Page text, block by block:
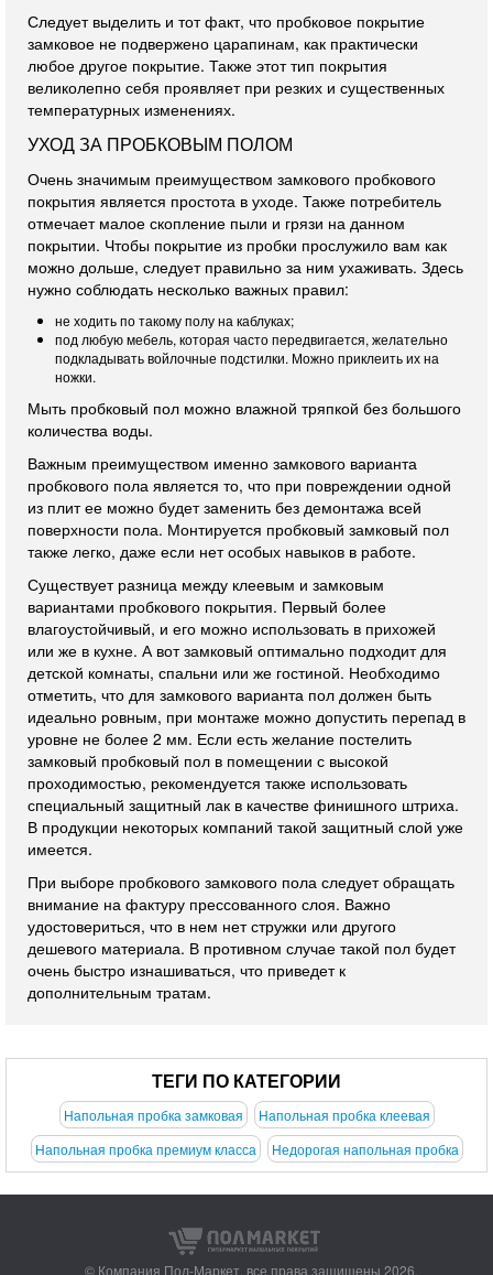
Следует выделить и тот факт, что пробковое покрытие
замковое не подвержено царапинам, как практически
любое другое покрытие. Также этот тип покрытия
великолепно себя проявляет при резких и существенных
температурных изменениях.
УХОД ЗА ПРОБКОВЫМ ПОЛОМ
Очень значимым преимуществом замкового пробкового
покрытия является простота в уходе. Также потребитель
отмечает малое скопление пыли и грязи на данном
покрытии. Чтобы покрытие из пробки прослужило вам как
можно дольше, следует правильно за ним ухаживать. Здесь
нужно соблюдать несколько важных правил:
не ходить по такому полу на каблуках;
под любую мебель, которая часто передвигается, желательно
подкладывать войлочные подстилки. Можно приклеить их на
ножки.
Мыть пробковый пол можно влажной тряпкой без большого
количества воды.
Важным преимуществом именно замкового варианта
пробкового пола является то, что при повреждении одной
из плит ее можно будет заменить без демонтажа всей
поверхности пола. Монтируется пробковый замковый пол
также легко, даже если нет особых навыков в работе.
Существует разница между клеевым и замковым
вариантами пробкового покрытия. Первый более
влагоустойчивый, и его можно использовать в прихожей
или же в кухне. А вот замковый оптимально подходит для
детской комнаты, спальни или же гостиной. Необходимо
отметить, что для замкового варианта пол должен быть
идеально ровным, при монтаже можно допустить перепад в
уровне не более 2 мм. Если есть желание постелить
замковый пробковый пол в помещении с высокой
проходимостью, рекомендуется также использовать
специальный защитный лак в качестве финишного штриха.
В продукции некоторых компаний такой защитный слой уже
имеется.
При выборе пробкового замкового пола следует обращать
внимание на фактуру прессованного слоя. Важно
удостовериться, что в нем нет стружки или другого
дешевого материала. В противном случае такой пол будет
очень быстро изнашиваться, что приведет к
дополнительным тратам.
ТЕГИ ПО КАТЕГОРИИ
Напольная пробка замковая
Напольная пробка клеевая
Напольная пробка премиум класса
Недорогая напольная пробка
© Компания Пол-Маркет, все права защищены 2026.